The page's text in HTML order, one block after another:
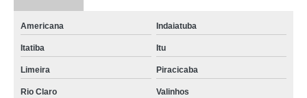
Americana Indaiatuba
Itatiba Itu
Limeira Piracicaba
Rio Claro
Valinhos